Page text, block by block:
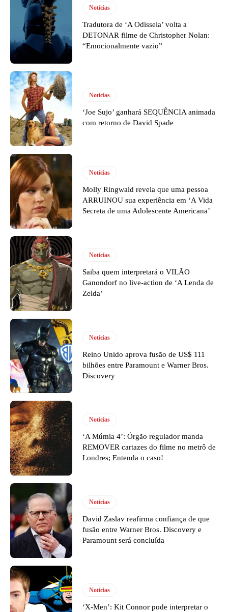
Notícias
Tradutora de ‘A Odisseia’ volta a
DETONAR filme de Christopher Nolan:
“Emocionalmente vazio”
Notícias
‘Joe Sujo’ ganhará SEQUÊNCIA animada
com retorno de David Spade
Notícias
Molly Ringwald revela que uma pessoa
ARRUINOU sua experiência em ‘A Vida
Secreta de uma Adolescente Americana’
Notícias
Saiba quem interpretará o VILÃO
Ganondorf no live-action de ‘A Lenda de
Zelda’
Notícias
Reino Unido aprova fusão de US$ 111
bilhões entre Paramount e Warner Bros.
Discovery
Notícias
‘A Múmia 4’: Órgão regulador manda
REMOVER cartazes do filme no metrô de
Londres; Entenda o caso!
Notícias
David Zaslav reafirma confiança de que
fusão entre Warner Bros. Discovery e
Paramount será concluída
Notícias
‘X-Men’: Kit Connor pode interpretar o